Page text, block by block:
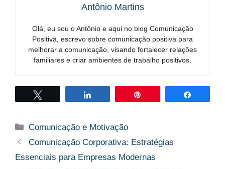
Antônio Martins
Olá, eu sou o Antônio e aqui no blog Comunicação
Positiva, escrevo sobre comunicação positiva para
melhorar a comunicação, visando fortalecer relações
familiares e criar ambientes de trabalho positivos.
Compartilhar
Categorias
Comunicação e Motivação
Comunicação Corporativa: Estratégias
Essenciais para Empresas Modernas